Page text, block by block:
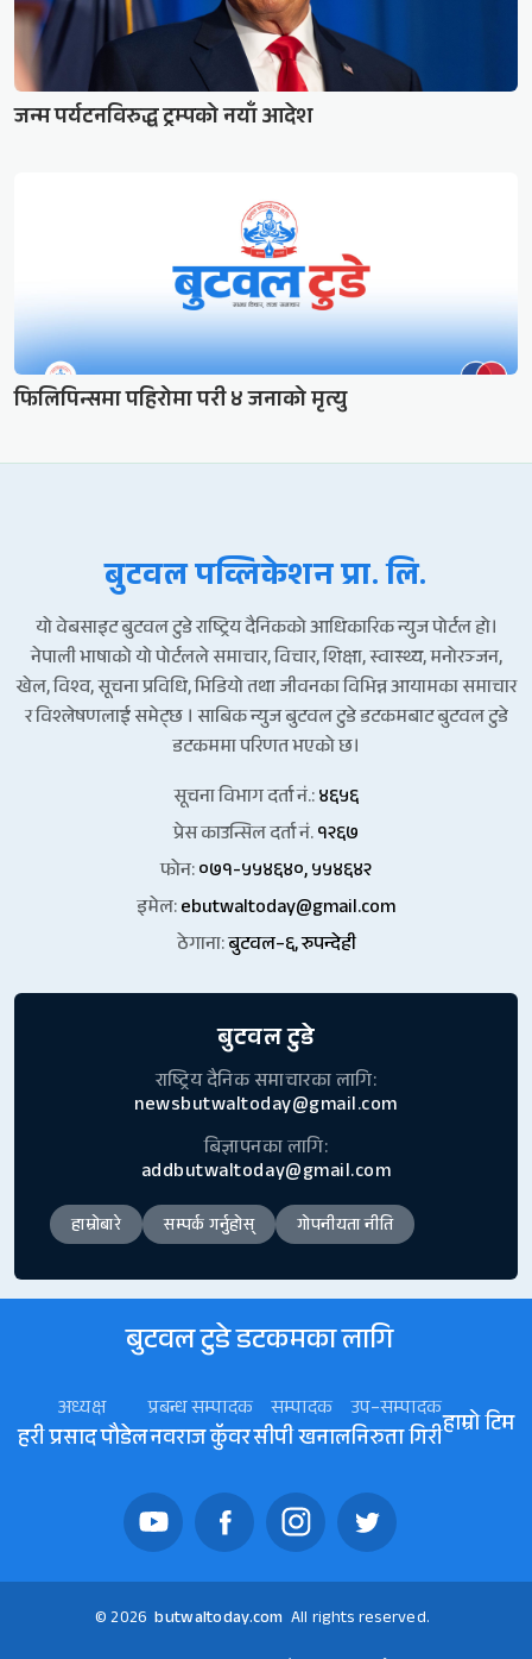
जन्म पर्यटनविरुद्ध ट्रम्पको नयाँ आदेश
फिलिपिन्समा पहिरोमा परी ४ जनाको मृत्यु
बुटवल पव्लिकेशन प्रा. लि.
यो वेबसाइट बुटवल टुडे राष्ट्रिय दैनिकको आधिकारिक न्युज पोर्टल हो।
नेपाली भाषाको यो पोर्टलले समाचार, विचार, शिक्षा, स्वास्थ्य, मनोरञ्जन,
खेल, विश्व, सूचना प्रविधि, भिडियो तथा जीवनका विभिन्न आयामका समाचार
र विश्लेषणलाई समेट्छ । साबिक न्युज बुटवल टुडे डटकमबाट बुटवल टुडे
डटकममा परिणत भएको छ।
सूचना विभाग दर्ता नं.:४६५६
प्रेस काउन्सिल दर्ता नं.१२६७
फोन:०७१-५५४६४०, ५५४६४२
इमेल:ebutwaltoday@gmail.com
ठेगाना:बुटवल–६, रुपन्देही
बुटवल टुडे
राष्ट्रिय दैनिक समाचारका लागि:
newsbutwaltoday@gmail.com
बिज्ञापनका लागि:
addbutwaltoday@gmail.com
हाम्रोबारे सम्पर्क गर्नुहोस् गोपनीयता नीति
बुटवल टुडे डटकमका लागि
अध्यक्ष
हरी प्रसाद पौडेल
प्रबन्ध सम्पादक
नवराज कॅुवर
सम्पादक
सीपी खनाल
उप–सम्पादक
निरुता गिरीहाम्रो टिम
© 2026 butwaltoday.com All rights reserved.